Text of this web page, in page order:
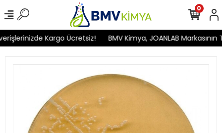
Kargo Ücretsiz! BMV Kimya, JOANLAB
0